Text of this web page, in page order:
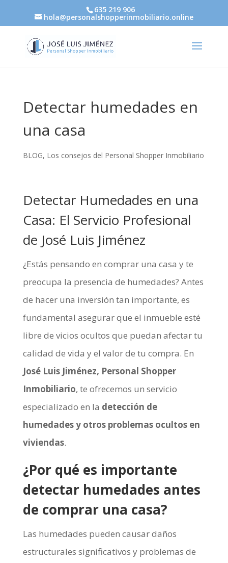
635 219 906
hola@personalshopperinmobiliario.online
Detectar humedades en
una casa
BLOG, Los consejos del Personal Shopper Inmobiliario
Detectar Humedades en una
Casa: El Servicio Profesional
de José Luis Jiménez
¿Estás pensando en comprar una casa y te
preocupa la presencia de humedades? Antes
de hacer una inversión tan importante, es
fundamental asegurar que el inmueble esté
libre de vicios ocultos que puedan afectar tu
calidad de vida y el valor de tu compra. En
José Luis Jiménez, Personal Shopper
Inmobiliario, te ofrecemos un servicio
especializado en la detección de
humedades y otros problemas ocultos en
viviendas.
¿Por qué es importante
detectar humedades antes
de comprar una casa?
Las humedades pueden causar daños
estructurales significativos y problemas de